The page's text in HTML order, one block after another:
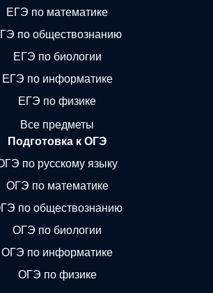
ЕГЭ по математике
по обществознанию
ЕГЭ по биологии
ЕГЭ по информатике
ЕГЭ по физике
Все предметы
Подготовка к ОГЭ
по русскому языку
ОГЭ по математике
по обществознанию
ОГЭ по биологии
ОГЭ по информатике
ОГЭ по физике